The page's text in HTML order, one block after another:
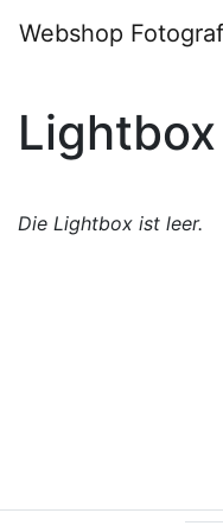
Webshop
Lightbox
Die Lightbox ist leer.